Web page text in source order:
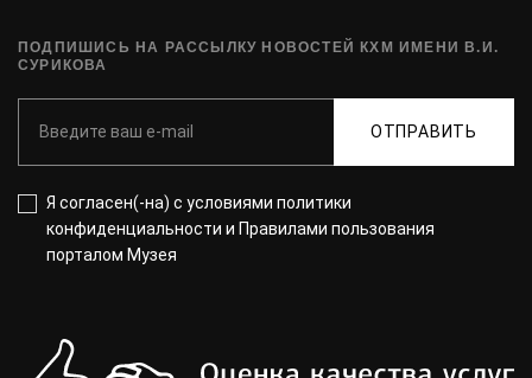
ПОДПИШИСЬ НА РАССЫЛКУ НОВОСТЕЙ КХМ ИМЕНИ В.И.
СУРИКОВА
ОТПРАВИТЬ
Я согласен(-на) с условиями политики
конфиденциальности и Правилами пользования
порталом Музея